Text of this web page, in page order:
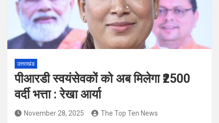
उत्तराखंड
पीआरडी स्वयंसेवकों को अब मिलेगा ₹2500
वर्दी भत्ता : रेखा आर्या
November 28, 2025 The Top Ten News